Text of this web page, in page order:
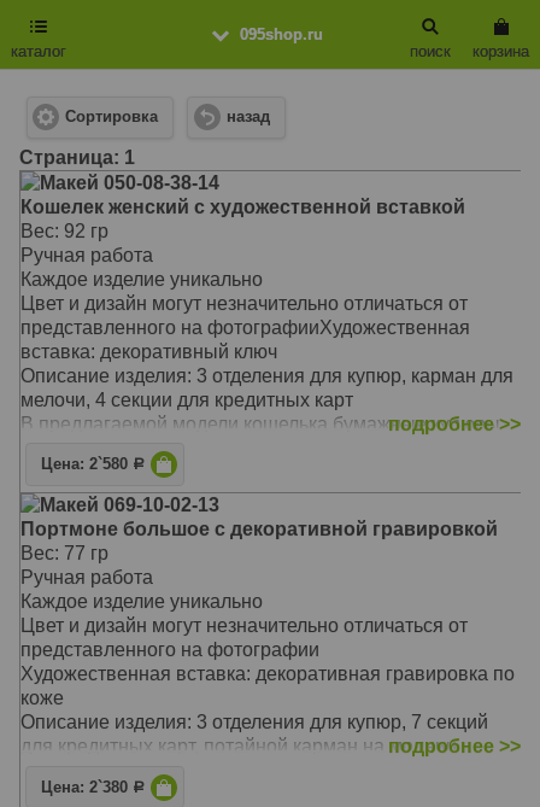
095shop.ru
каталог
корзина
поиск
Сортировка назад
Cтраница: 1
Макей 050-08-38-14
Кошелек женский с художественной вставкой
Вес: 92 гр
Ручная работа
Каждое изделие уникально
Цвет и дизайн могут незначительно отличаться от
представленного на фотографииХудожественная
вставка: декоративный ключ
Описание изделия: 3 отделения для купюр, карман для
мелочи, 4 секции для кредитных карт
В предлагаемой модели кошелька бумажные купюры
не сгибаясь размещаются в трех отделениях
Предусмотрено отделение на молнии для мелочи, а так
же секции для кредитных карт
Кошелек застегивается на скрытую кнопку
Такой незаменимый аксессуар отличается не только
своей надежностью и долговечностью
Предлагаемая модель очаровывает своей
оригинальностью, неповторимым сочетанием цветов и
фактур
Он станет замечательным подарком для стильной
женщины, выгодно подчеркнет вашу
индивидуальность и стиль
Материал: натуральная кожа
Тип: прямой
подробнее >>
Цена: 2`580 Р
Макей 069-10-02-13
Портмоне большое с декоративной гравировкой
Вес: 77 гр
Ручная работа
Каждое изделие уникально
Цвет и дизайн могут незначительно отличаться от
представленного на фотографии
Художественная вставка: декоративная гравировка по
коже
Описание изделия: 3 отделения для купюр, 7 секций
для кредитных карт, потайной карман на молнии
Изделие имеет отделения под бумажные купюры,
секции для кредитных и дисконтных карт
подробнее >>
Цена: 2`380 Р